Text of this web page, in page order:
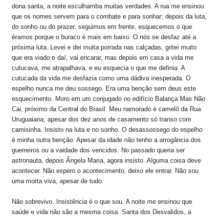
dona santa, a noite esculhamba muitas verdades. A rua me ensinou
que os nomes servem para o combate e para sonhar; depois da luta,
do sonho ou do prazer, seguimos em frente, esquecemos o que
éramos porque o buraco é mais em baixo. O nós se desfaz até a
próxima luta. Levei e dei muita porrada nas calçadas, gritei muito
que era viado e daí, vai encarar, mas depois em casa a vida me
cutucava, me atrapalhava, e eu esquecia o que me definia. A
cutucada da vida me desfazia como uma dádiva inesperada. O
espelho nunca me deu sossego. Era uma benção sem deus este
esquecimento. Moro em um conjugado no edifício Balança Mas Não
Cai, próximo da Central do Brasil. Meu namorado é camelô da Rua
Uruguaiana; apesar dos dez anos de casamento só transo com
camisinha. Insisto na luta e no sonho. O desassossego do espelho
é minha outra benção. Apesar da idade não tenho a arrogância dos
guerreiros ou a vaidade dos vencidos. No passado queria ser
astronauta, depois Ângela Maria, agora insisto. Alguma coisa deve
acontecer. Não espero o acontecimento, deixo ele entrar. Não sou
uma morta viva, apesar de tudo.
Não sobrevivo. Insistência é o que sou. A noite me ensinou que
saúde e vida não são a mesma coisa. Santa dos Desvalidos, a